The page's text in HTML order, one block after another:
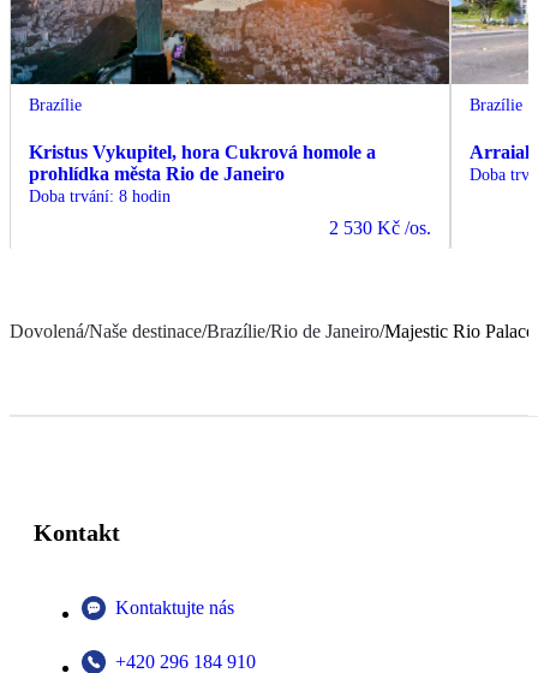
Brazílie
Kristus Vykupitel, hora Cukrová homole a
prohlídka města Rio de Janeiro
Doba trvání: 8 hodin
2 530 Kč /os.
Brazílie
Arraial
Doba
Dovolená/Naše destinace/Brazílie/Rio de Janeiro/Majestic Rio Palace
Kontakt
Kontaktujte nás
+420 296 184 910